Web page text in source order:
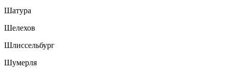
Шатура
Шелехов
Шлиссельбург
Шумерля